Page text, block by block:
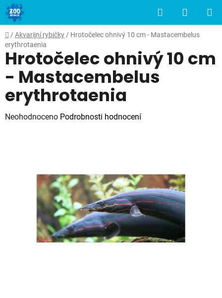
Přejít
na
obsah
Hledat
KOŠÍK
Domů
/ Akvarijní rybičky / Hrotočelec ohnivý 10 cm - Mastacembelus
erythrotaenia
Hrotočelec ohnivý 10 cm
- Mastacembelus
erythrotaenia
Průměrné
hvězdiček.
Neohodnoceno Podrobnosti hodnocení